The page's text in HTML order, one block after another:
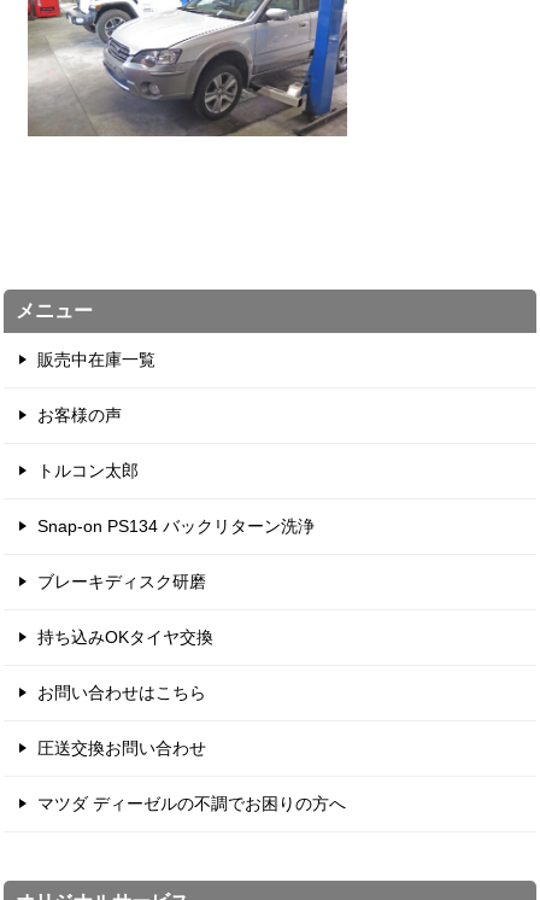
メニュー
販売中在庫一覧
お客様の声
トルコン太郎
Snap-on PS134 バックリターン洗浄
ブレーキディスク研磨
持ち込みOKタイヤ交換
お問い合わせはこちら
圧送交換お問い合わせ
マツダ ディーゼルの不調でお困りの方へ